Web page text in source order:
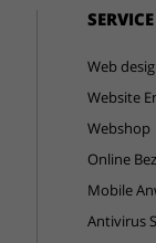
SERVICE
Web
Website
Webshop
Online
Mobile
Antivirus